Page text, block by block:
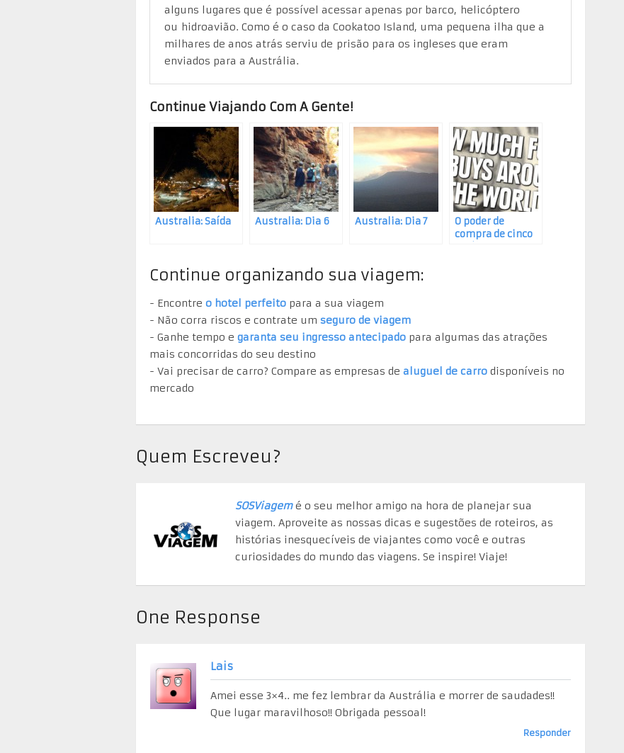
alguns lugares que é possível acessar apenas por barco, helicóptero
ou hidroavião. Como é o caso da Cookatoo Island, uma pequena ilha que a
milhares de anos atrás serviu de prisão para os ingleses que eram
enviados para a Austrália.
Continue Viajando Com A Gente!
Australia: Saída Australia: Dia 6 Australia: Dia 7
O poder de
compra de cinco
Continue organizando sua viagem:
- Encontre o hotel perfeito para a sua viagem
- Não corra riscos e contrate um seguro de viagem
- Ganhe tempo e garanta seu ingresso antecipado para algumas das atrações
mais concorridas do seu destino
- Vai precisar de carro? Compare as empresas de aluguel de carro disponíveis no
mercado
Quem Escreveu?
SOSViagemé o seu melhor amigo na hora de planejar sua
viagem. Aproveite as nossas dicas e sugestões de roteiros, as
histórias inesquecíveis de viajantes como você e outras
curiosidades do mundo das viagens. Se inspire! Viaje!
One Response
Lais
Amei esse 3×4.. me fez lembrar da Austrália e morrer de saudades!!
Que lugar maravilhoso!! Obrigada pessoal!
Responder